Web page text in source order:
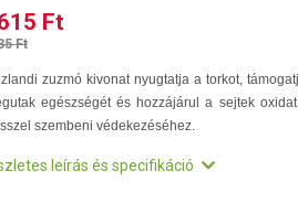
Ft
Ft
zuzmó kivonat nyugtatja a torkot,
egészségét és hozzájárul a sejtek
szembeni védekezéséhez.
leírás és specifikáció